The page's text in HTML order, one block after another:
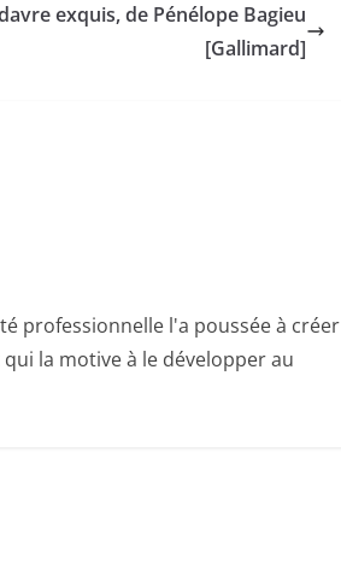
exquis, de Pénélope Bagieu
[Gallimard]
professionnelle l'a poussée à créer
la motive à le développer au